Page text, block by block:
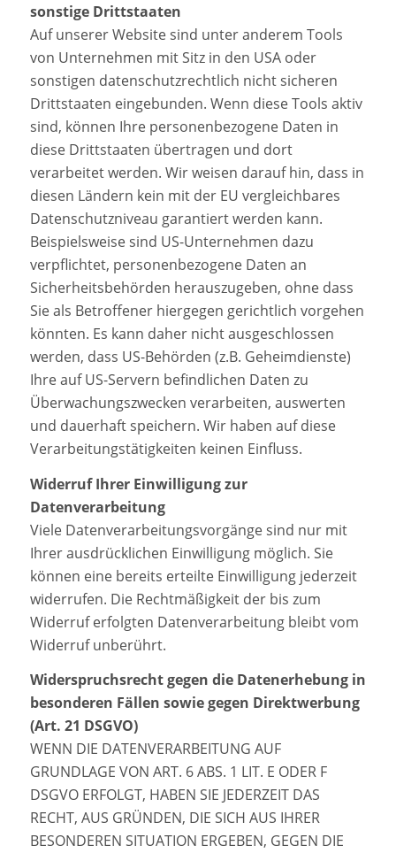
sonstige Drittstaaten
Auf unserer Website sind unter anderem Tools
von Unternehmen mit Sitz in den USA oder
sonstigen datenschutzrechtlich nicht sicheren
Drittstaaten eingebunden. Wenn diese Tools aktiv
sind, können Ihre personenbezogene Daten in
diese Drittstaaten übertragen und dort
verarbeitet werden. Wir weisen darauf hin, dass in
diesen Ländern kein mit der EU vergleichbares
Datenschutzniveau garantiert werden kann.
Beispielsweise sind US-Unternehmen dazu
verpflichtet, personenbezogene Daten an
Sicherheitsbehörden herauszugeben, ohne dass
Sie als Betroffener hiergegen gerichtlich vorgehen
könnten. Es kann daher nicht ausgeschlossen
werden, dass US-Behörden (z.B. Geheimdienste)
Ihre auf US-Servern befindlichen Daten zu
Überwachungszwecken verarbeiten, auswerten
und dauerhaft speichern. Wir haben auf diese
Verarbeitungstätigkeiten keinen Einfluss.
Widerruf Ihrer Einwilligung zur
Datenverarbeitung
Viele Datenverarbeitungsvorgänge sind nur mit
Ihrer ausdrücklichen Einwilligung möglich. Sie
können eine bereits erteilte Einwilligung jederzeit
widerrufen. Die Rechtmäßigkeit der bis zum
Widerruf erfolgten Datenverarbeitung bleibt vom
Widerruf unberührt.
Widerspruchsrecht gegen die Datenerhebung in
besonderen Fällen sowie gegen Direktwerbung
(Art. 21 DSGVO)
WENN DIE DATENVERARBEITUNG AUF
GRUNDLAGE VON ART. 6 ABS. 1 LIT. E ODER F
DSGVO ERFOLGT, HABEN SIE JEDERZEIT DAS
RECHT, AUS GRÜNDEN, DIE SICH AUS IHRER
BESONDEREN SITUATION ERGEBEN, GEGEN DIE